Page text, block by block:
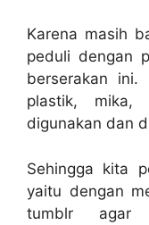
Karena masih
peduli dengan
berserakan ini.
plastik, mika,
digunakan dan
Sehingga kita
yaitu dengan
tumblr agar